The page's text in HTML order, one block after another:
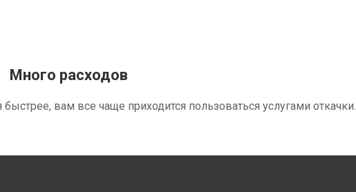
Много расходов
быстрее, вам все чаще приходится пользоваться услугами откачки.